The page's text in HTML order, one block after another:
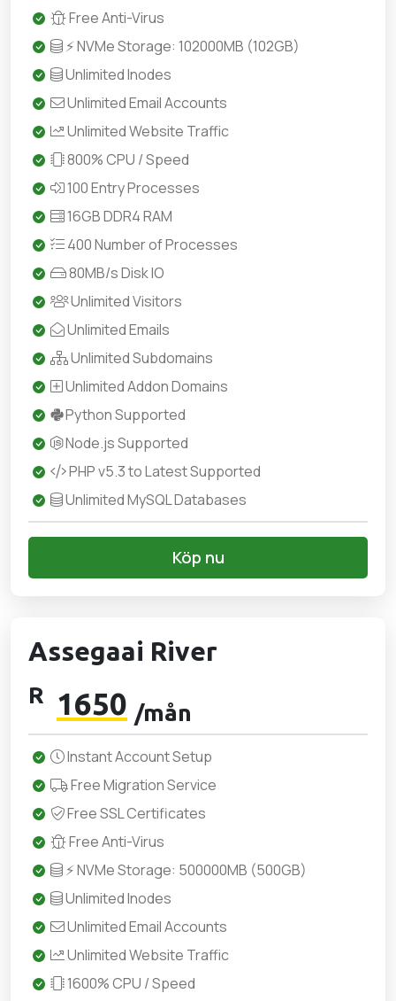
Free Anti-Virus
⚡ NVMe Storage: 102000MB (102GB)
Unlimited Inodes
Unlimited Email Accounts
Unlimited Website Traffic
800% CPU / Speed
100 Entry Processes
16GB DDR4 RAM
400 Number of Processes
80MB/s Disk IO
Unlimited Visitors
Unlimited Emails
Unlimited Subdomains
Unlimited Addon Domains
Python Supported
Node.js Supported
PHP v5.3 to Latest Supported
Unlimited MySQL Databases
Köp nu
Assegaai River
R 1650 /mån
Instant Account Setup
Free Migration Service
Free SSL Certificates
Free Anti-Virus
⚡ NVMe Storage: 500000MB (500GB)
Unlimited Inodes
Unlimited Email Accounts
Unlimited Website Traffic
1600% CPU / Speed